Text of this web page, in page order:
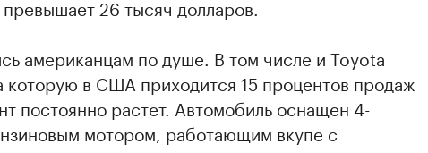
26 тысяч долларов.
американцам по душе. В том числе и Toyota
которую в США приходится 15 процентов продаж
постоянно растет. Автомобиль оснащен 4-
мотором, работающим вкупе с